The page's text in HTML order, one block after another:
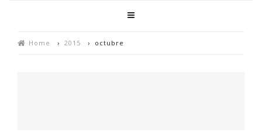
Home › 2015 › octubre